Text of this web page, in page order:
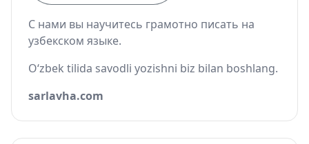
С нами вы научитесь грамотно писать на
узбекском языке.
O‘zbek tilida savodli yozishni biz bilan boshlang.
sarlavha.com